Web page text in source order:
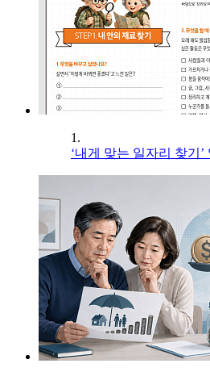
1.
‘내게 맞는 일자리 찾기